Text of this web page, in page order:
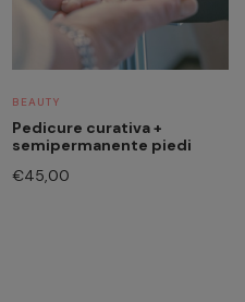
BEAUTY
Pedicure curativa +
semipermanente piedi
€45,00